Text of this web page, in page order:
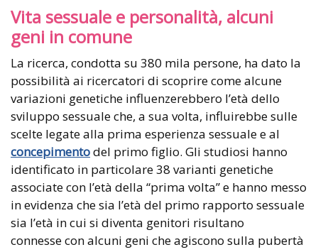
Vita sessuale e personalità, alcuni
geni in comune
La ricerca, condotta su 380 mila persone, ha dato la
possibilità ai ricercatori di scoprire come alcune
variazioni genetiche influenzerebbero l’età dello
sviluppo sessuale che, a sua volta, influirebbe sulle
scelte legate alla prima esperienza sessuale e al
concepimentodel primo figlio. Gli studiosi hanno
identificato in particolare 38 varianti genetiche
associate con l’età della “prima volta” e hanno messo
in evidenza che sia l’età del primo rapporto sessuale
sia l’età in cui si diventa genitori risultano
connesse con alcuni geni che agiscono sulla pubertà